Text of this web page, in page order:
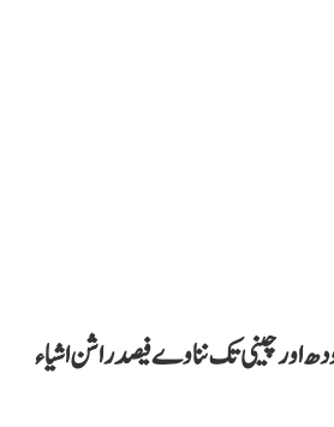
اور چینی تک نناوے فیصد راشن اشیاء